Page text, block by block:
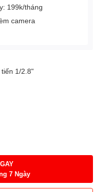
199k/tháng
camera
1/2.8"
7 Ngày